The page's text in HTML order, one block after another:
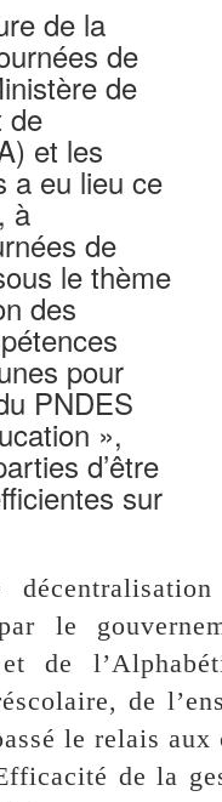
de la
de
de
de
et les
a eu lieu ce
à
de
le thème
des
pour
PNDES
»,
d’être
sur
le
et de
de
le relais aux
de la